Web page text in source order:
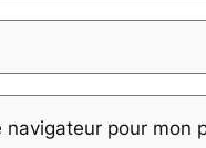
pour mon